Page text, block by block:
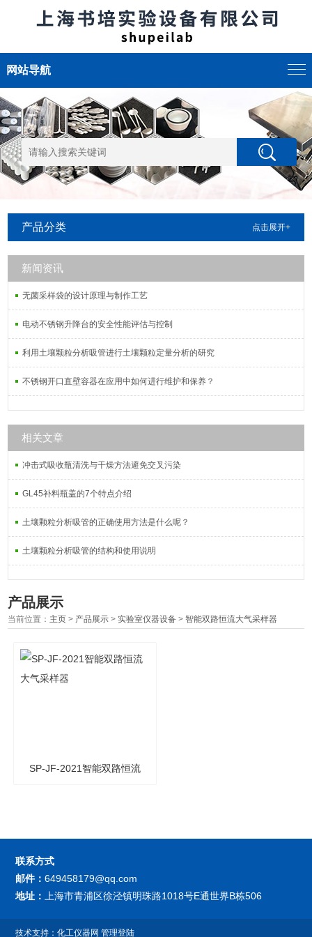
网站导航
产品分类 点击展开+
新闻资讯
无菌采样袋的设计原理与制作工艺
电动不锈钢升降台的安全性能评估与控制
利用土壤颗粒分析吸管进行土壤颗粒定量分析的研究
不锈钢开口直壁容器在应用中如何进行维护和保养？
相关文章
冲击式吸收瓶清洗与干燥方法避免交叉污染
GL45补料瓶盖的7个特点介绍
土壤颗粒分析吸管的正确使用方法是什么呢？
土壤颗粒分析吸管的结构和使用说明
产品展示
当前位置： 主页 > 产品展示 >实验室仪器设备 >智能双路恒流大气采样器
SP-JF-2021智能双路恒流
联系方式
邮件：649458179@qq.com
地址：
上海市青浦区徐泾镇明珠路1018号E通世界B栋506
技术支持：化工仪器网 管理登陆